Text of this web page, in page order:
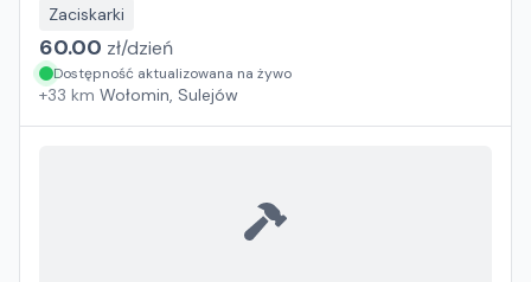
Zaciskarki
60.00 zł/dzień
Dostępność aktualizowana na żywo
+33 km Wołomin, Sulejów